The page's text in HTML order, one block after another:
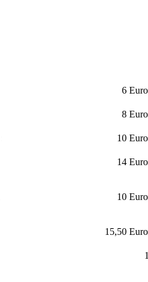
6
8
10
14
10
15,50